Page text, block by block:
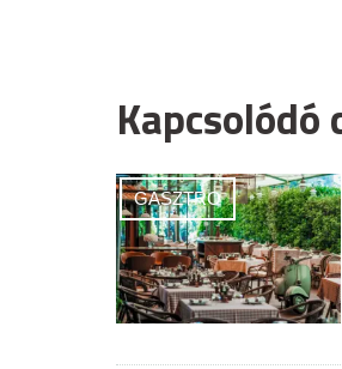
Kapcsolódó
GASZTRO